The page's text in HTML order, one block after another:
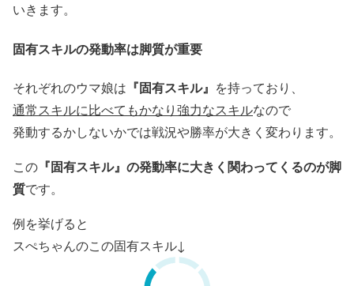
いきます。
固有スキルの発動率は脚質が重要
それぞれのウマ娘は 『固有スキル』 を持っており、
通常スキルに比べてもかなり強力なスキルなので
発動するかしないかでは戦況や勝率が大きく変わります。
この 『固有スキル』の発動率に大きく関わってくるのが脚
質です。
例を挙げると
スぺちゃんのこの固有スキル↓